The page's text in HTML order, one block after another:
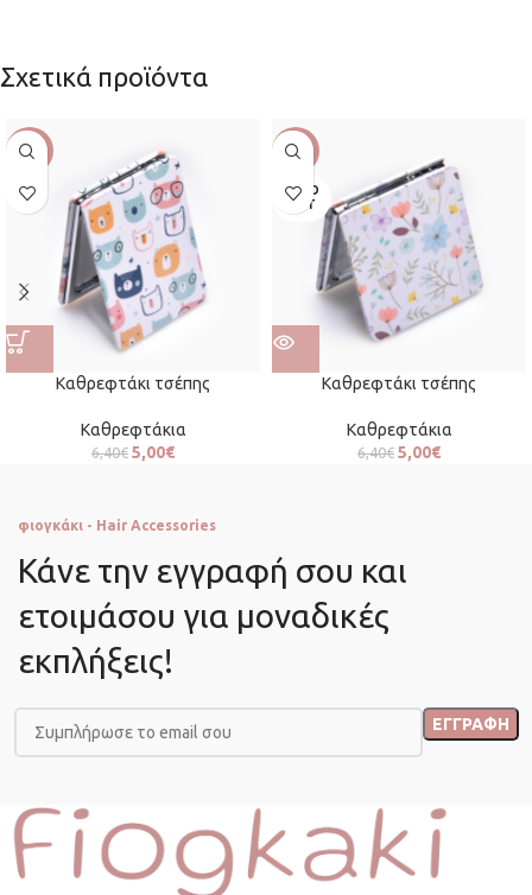
Σχετικά προϊόντα
-22%
Καθρεφτάκι τσέπης
Καθρεφτάκια
6,40€ 5,00€
-22%
SOLD
OUT
Καθρεφτάκι τσέπης
Καθρεφτάκια
6,40€ 5,00€
φιογκάκι - Hair Accessories
Κάνε την εγγραφή σου και
ετοιμάσου για μοναδικές
εκπλήξεις!